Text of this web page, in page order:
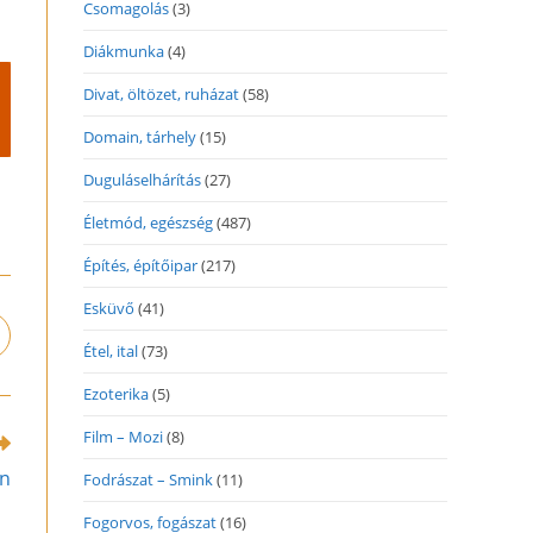
Csomagolás(3)
Diákmunka(4)
Divat, öltözet, ruházat(58)
Domain, tárhely(15)
Duguláselhárítás(27)
Életmód, egészség(487)
Építés, építőipar(217)
Esküvő (41)
Étel, ital(73)
Ezoterika(5)
Film – Mozi(8)
Fodrászat – Smink(11)
Fogorvos, fogászat(16)